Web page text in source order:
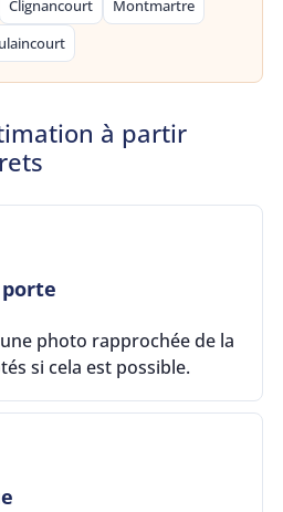
Clignancourt
Montmartre
à partir
photo rapprochée de la
si cela est possible.